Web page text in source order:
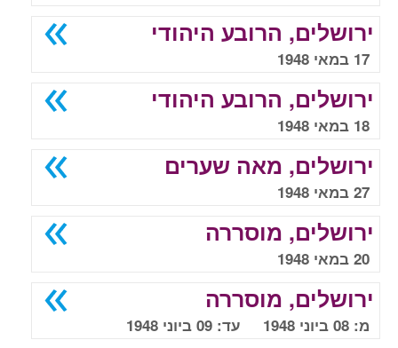
ירושלים, הרובע היהודי
17 במאי 1948
ירושלים, הרובע היהודי
18 במאי 1948
ירושלים, מאה שערים
27 במאי 1948
ירושלים, מוסררה
20 במאי 1948
ירושלים, מוסררה
מ: 08 ביוני 1948 עד: 09 ביוני 1948